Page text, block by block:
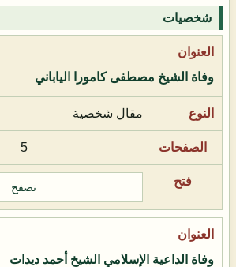
شخصيات
وفاة الشيخ مصطفى كامورا الياباني
مقال شخصية
5
تصفح
وفاة الداعية الإسلامي الشيخ أحمد ديدات